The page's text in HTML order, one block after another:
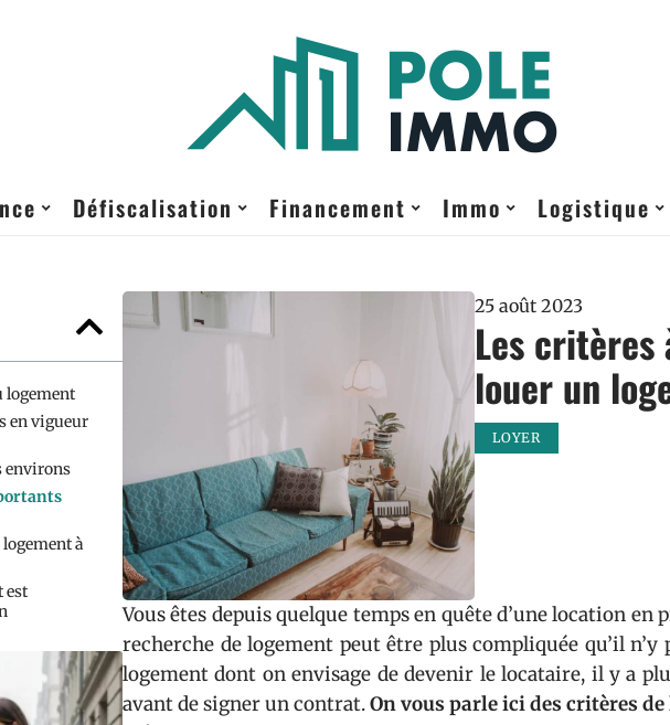
Défiscalisation Financement Immo Logistique
logement
en vigueur
environs
logement à
est
25 août 2023
Les critères
louer un
LOYER
Vous êtes depuis quelque temps en quête d’une location en
recherche de logement peut être plus compliquée qu’il
logement dont on envisage de devenir le locataire, il y a
avant de signer un contrat.On vous parle ici des critères